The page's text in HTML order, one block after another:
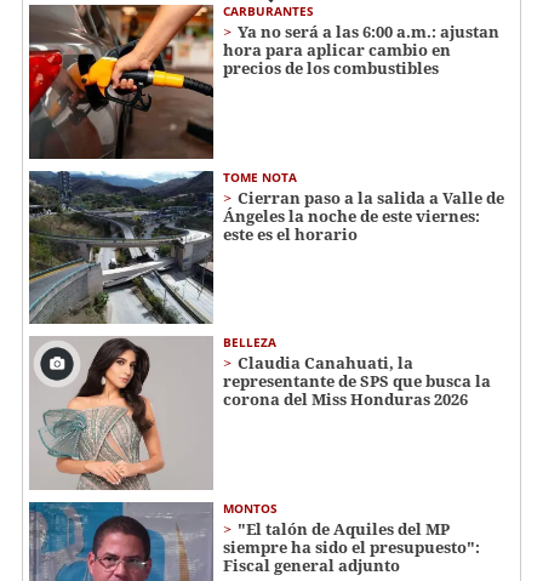
CARBURANTES
Ya no será a las 6:00 a.m.: ajustan
hora para aplicar cambio en
precios de los combustibles
TOME NOTA
Cierran paso a la salida a Valle de
Ángeles la noche de este viernes:
este es el horario
BELLEZA
Claudia Canahuati, la
representante de SPS que busca la
corona del Miss Honduras 2026
MONTOS
"El talón de Aquiles del MP
siempre ha sido el presupuesto":
Fiscal general adjunto